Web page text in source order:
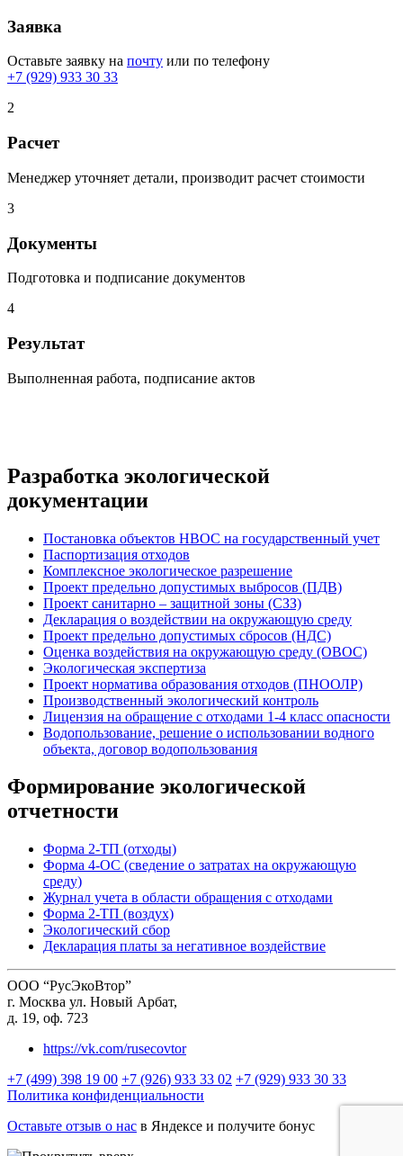
Заявка
Оставьте заявку на почту или по телефону
+7 (929) 933 30 33
2
Расчет
Менеджер уточняет детали, производит расчет стоимости
3
Документы
Подготовка и подписание документов
4
Результат
Выполненная работа, подписание актов
Разработка экологической
документации
Постановка объектов НВОС на государственный учет
Паспортизация отходов
Комплексное экологическое разрешение
Проект предельно допустимых выбросов (ПДВ)
Проект санитарно – защитной зоны (СЗЗ)
Декларация о воздействии на окружающую среду
Проект предельно допустимых сбросов (НДС)
Оценка воздействия на окружающую среду (ОВОС)
Экологическая экспертиза
Проект норматива образования отходов (ПНООЛР)
Производственный экологический контроль
Лицензия на обращение с отходами 1-4 класс опасности
Водопользование, решение о использовании водного
объекта, договор водопользования
Формирование экологической
отчетности
Форма 2-ТП (отходы)
Форма 4-ОС (сведение о затратах на окружающую
среду)
Журнал учета в области обращения с отходами
Форма 2-ТП (воздух)
Экологический сбор
Декларация платы за негативное воздействие
ООО “РусЭкоВтор”
г. Москва ул. Новый Арбат,
д. 19, оф. 723
https://vk.com/rusecovtor
+7 (499) 398 19 00 +7 (926) 933 33 02 +7 (929) 933 30 33
Политика конфиденциальности
Оставьте отзыв о нас в Яндексе и получите бонус